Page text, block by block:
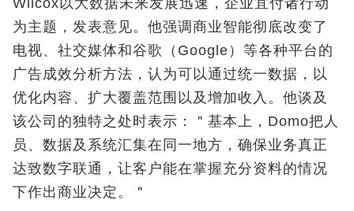
为主题，发表意见。他强调商业智能彻底改变了
电视、社交媒体和谷歌（Google）等各种平台的
广告成效分析方法，认为可以通过统一数据，以
优化内容、扩大覆盖范围以及增加收入。他谈及
该公司的独特之处时表示：＂基本上，Domo把人
员、数据及系统汇集在同一地方，确保业务真正
达致数字联通，让客户能在掌握充分资料的情况
下作出商业决定。＂